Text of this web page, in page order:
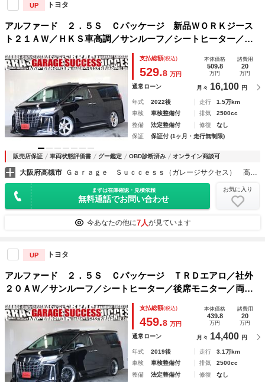
UP トヨタ
アルファード ２．５Ｓ Ｃパッケージ 新品ＷＯＲＫジース
ト２１ＡＷ／ＨＫＳ車高調／サンルーフ／シートヒーター／ク
ルコン／バックカメラ／Ｂｌｕｅｔｏｏｔｈ／プッシュスター
ト両側パワスラ／パワーバックドア／電動パワーシート／ＥＴ
支払総額(税込)
529.8 万円
本体価格
509.8
万円
諸費用
20
万円
通常ローン 月々 16,100 円
年式 2022後 走行
1.5万km
車検
車検整備付 排気
2500cc
整備
法定整備付 修復
なし
保証
保証付 (1ヶ月・走行無制限)
販売店保証 車両状態評価書 グー鑑定 OBD診断済み オンライン商談可
大阪府高槻市 Ｇａｒａｇｅ Ｓｕｃｃｅｓｓ（ガレージサクセス） 高槻店 アルファード・ヴェルファイア・ヴォクシー専門店
まずは在庫確認・見積依頼
無料通話でお問い合わせ
お気に入り
今あなたの他に7人が見ています
UP トヨタ
アルファード ２．５Ｓ Ｃパッケージ ＴＲＤエアロ／社外
２０ＡＷ／サンルーフ／シートヒーター／後席モニター／両側
パワスラ／クルコン／地デジ／Ｂｌｕｅｔｏｏｔｈ／バックカ
メラ／ＥＴＣ
支払総額(税込)
459.8 万円
本体価格
439.8
万円
諸費用
20
万円
通常ローン 月々 14,400 円
年式 2019後 走行
3.1万km
車検
車検整備付 排気
2500cc
整備
法定整備付 修復
なし